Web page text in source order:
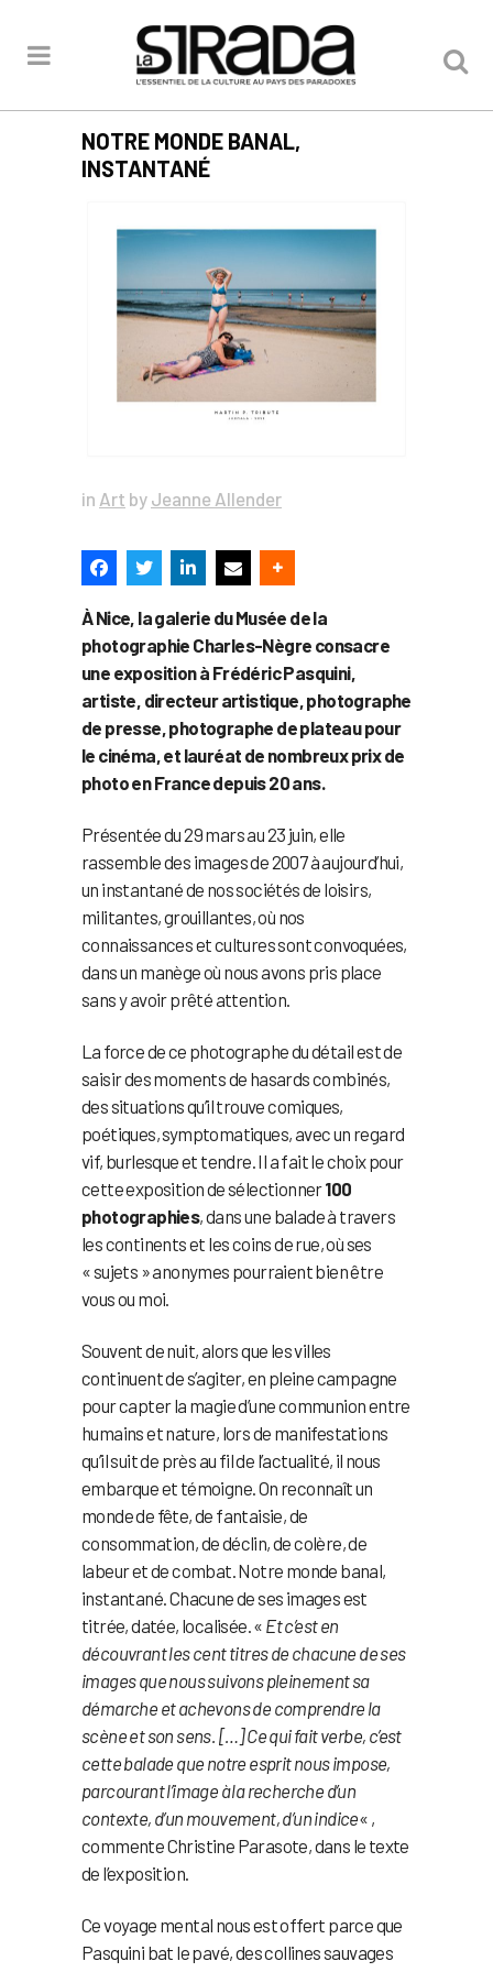
NOTRE MONDE BANAL,
INSTANTANÉ
in Art by Jeanne Allender
À Nice, la galerie du Musée de la
photographie Charles-Nègre consacre
une exposition à Frédéric Pasquini,
artiste, directeur artistique, photographe
de presse, photographe de plateau pour
le cinéma, et lauréat de nombreux prix de
photo en France depuis 20 ans.
Présentée du 29 mars au 23 juin, elle
rassemble des images de 2007 à aujourd’hui,
un instantané de nos sociétés de loisirs,
militantes, grouillantes, où nos
connaissances et cultures sont convoquées,
dans un manège où nous avons pris place
sans y avoir prêté attention.
La force de ce photographe du détail est de
saisir des moments de hasards combinés,
des situations qu’il trouve comiques,
poétiques, symptomatiques, avec un regard
vif, burlesque et tendre. Il a fait le choix pour
cette exposition de sélectionner100
photographies, dans une balade à travers
les continents et les coins de rue, où ses
« sujets » anonymes pourraient bien être
vous ou moi.
Souvent de nuit, alors que les villes
continuent de s’agiter, en pleine campagne
pour capter la magie d’une communion entre
humains et nature, lors de manifestations
qu’il suit de près au fil de l’actualité, il nous
embarque et témoigne. On reconnaît un
monde de fête, de fantaisie, de
consommation, de déclin, de colère, de
labeur et de combat. Notre monde banal,
instantané. Chacune de ses images est
titrée, datée, localisée. « Et c’est en
découvrant les cent titres de chacune de ses
images que nous suivons pleinement sa
démarche et achevons de comprendre la
scène et son sens. […] Ce qui fait verbe, c’est
cette balade que notre esprit nous impose,
parcourant l’image à la recherche d’un
contexte, d’un mouvement, d’un indice« ,
commente Christine Parasote, dans le texte
de l’exposition.
Ce voyage mental nous est offert parce que
Pasquini bat le pavé, des collines sauvages